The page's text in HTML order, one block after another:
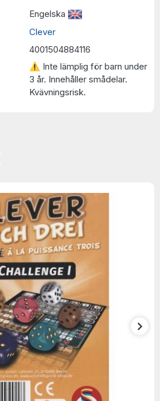
Engelska
Clever
4001504884116
⚠ Inte lämplig för barn under
3 år. Innehåller smådelar.
Kvävningsrisk.